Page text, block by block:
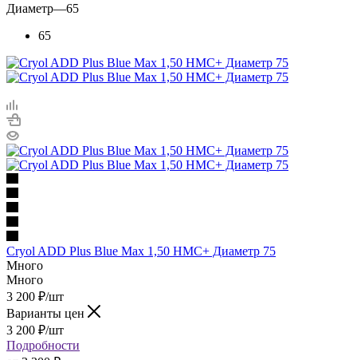
Диаметр—65
65
Cryol ADD Plus Blue Max 1,50 HMC+ Диаметр 75
Много
Много
3 200 ₽/шт
Варианты цен
3 200 ₽/шт
Подробности